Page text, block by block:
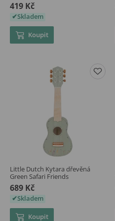
419 Kč
Skladem
Koupit
Little Dutch Kytara dřevěná
Green Safari Friends
689 Kč
Skladem
Koupit